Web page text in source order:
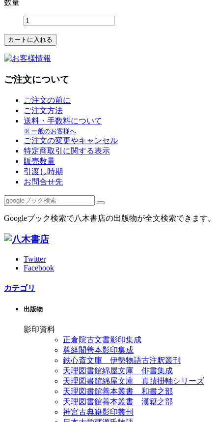
数量
ご注文について
ご注文の前に
ご注文方法
送料・手数料について
※ 一般のお客様へ
ご注文の変更やキャンセル
特定商取引に関する表示
販売数量
引渡し時期
お問合せ先
Googleブック検索で八木書店の出版物が全文検索できます。
Twitter
Facebook
カテゴリ
出版物
影印資料
正倉院古文書影印集成
尊経閣善本影印集成
鉄心斎文庫 伊勢物語古注釈叢刊
天理図書館綿屋文庫 俳書集成
天理図書館綿屋文庫 真蹟掛軸シリーズ
天理図書館善本叢書 和書之部
天理図書館善本叢書 漢籍之部
神宮古典籍影印叢刊